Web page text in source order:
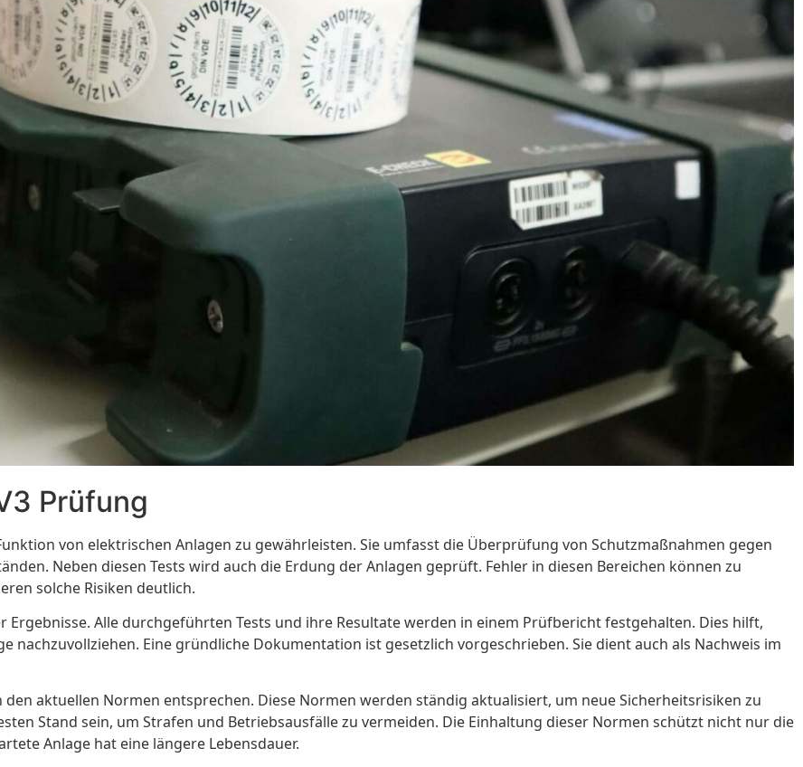
Prüfung
von elektrischen Anlagen zu gewährleisten. Sie umfasst die Überprüfung von Schutzmaßnahmen gegen
Neben diesen Tests wird auch die Erdung der Anlagen geprüft. Fehler in diesen Bereichen können zu
solche Risiken deutlich.
Alle durchgeführten Tests und ihre Resultate werden in einem Prüfbericht festgehalten. Dies hilft,
Eine gründliche Dokumentation ist gesetzlich vorgeschrieben. Sie dient auch als Nachweis im
den aktuellen Normen entsprechen. Diese Normen werden ständig aktualisiert, um neue Sicherheitsrisiken zu
Stand sein, um Strafen und Betriebsausfälle zu vermeiden. Die Einhaltung dieser Normen schützt nicht nur die
Anlage hat eine längere Lebensdauer.